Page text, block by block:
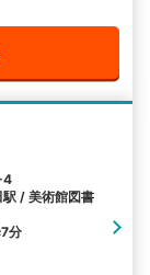
4
/ 美術館図書
分